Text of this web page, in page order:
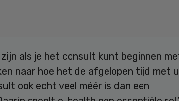
als je het consult kunt beginnen
naar hoe het de afgelopen tijd met
ook echt veel méér is dan een